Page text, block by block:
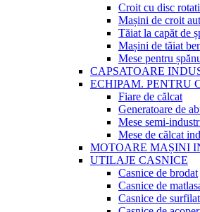
Croit cu disc
Mașini de croit
Tăiat la capăt de
Mașini de tăiat
Mese pentru
CAPSATOARE
ECHIPAM. PENTRU
Fiare de călcat
Generatoare de
Mese semi-
Mese de călcat
MOTOARE MAȘINI
UTILAJE CASNICE
Casnice de brodat
Casnice de
Casnice de surfilat